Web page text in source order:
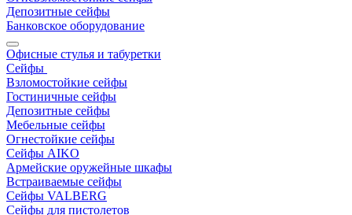
Депозитные сейфы
Банковское оборудование
Офисные стулья и табуретки
Сейфы
Взломостойкие сейфы
Гостиничные сейфы
Депозитные сейфы
Мебельные сейфы
Огнестойкие сейфы
Сейфы AIKO
Армейские оружейные шкафы
Встраиваемые сейфы
Сейфы VALBERG
Сейфы для пистолетов